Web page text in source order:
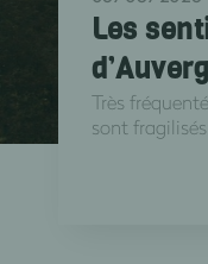
Les
Très
sont